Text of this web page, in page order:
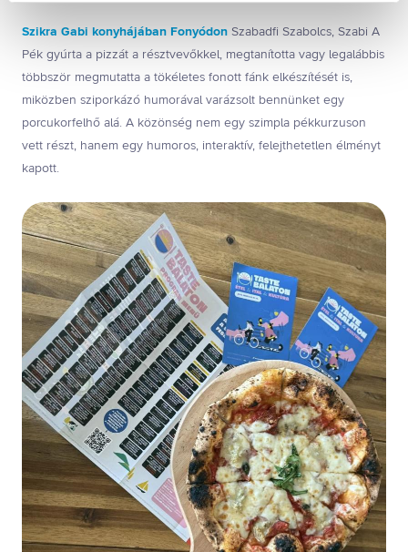
Kiválasztottak engedélyezése
Összes süti engedélyezése
Összes süti visszautasítása
Ön a hozzájárulását bármikor visszavonhatja a weboldal
ezen sütikezelési felületén keresztül. A hozzájárulás
visszavonása nem érinti a hozzájáruláson alapuló, a
visszavonás előtti adatkezelés jogszerűségét.
Szikra Gabi konyhájában Fonyódon Szabadfi Szabolcs, Szabi A
Pék gyúrta a pizzát a résztvevőkkel, megtanította vagy legalábbis
többször megmutatta a tökéletes fonott fánk elkészítését is,
miközben sziporkázó humorával varázsolt bennünket egy
porcukorfelhő alá. A közönség nem egy szimpla pékkurzuson
vett részt, hanem egy humoros, interaktív, felejthetetlen élményt
kapott.